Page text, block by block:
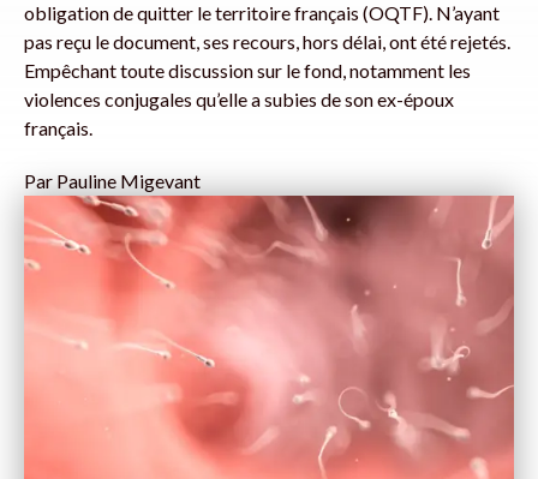
obligation de quitter le territoire français (OQTF). N’ayant
pas reçu le document, ses recours, hors délai, ont été rejetés.
Empêchant toute discussion sur le fond, notamment les
violences conjugales qu’elle a subies de son ex-époux
français.
Par Pauline Migevant